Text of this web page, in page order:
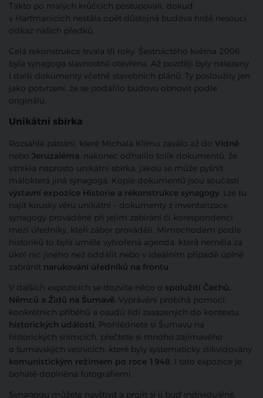
Takto po malých krůčcích postupovali, dokud
v Hartmanicích nestála opět důstojná budova hrdě nesoucí
odkaz našich předků.
Celá rekonstrukce trvala tři roky. Šestnáctého května 2006
byla synagoga slavnostně otevřena. Až později byly nalezeny
i další dokumenty včetně stavebních plánů. Ty posloužily jen
jako potvrzení, že se podařilo budovu obnovit podle
originálu.
Unikátní sbírka
Rozsáhlé pátrání, které Michala Klímu zaválo až do Vídně
nebo Jeruzaléma, nakonec odhalilo tolik dokumentů, že
vznikla naprosto unikátní sbírka, jakou se může pyšnit
málokterá jiná synagoga. Kopie dokumentů jsou součástí
výstavní expozice Historie a rekonstrukce synagogy. Lze tu
najít kousky věru unikátní – dokumenty z inventarizace
synagogy prováděné při jejím zabírání či korespondenci
mezi úředníky, kteří zábor prováděli. Mimochodem podle
historiků to byla uměle vytvořená agenda, která neměla za
úkol nic jiného než oddálit nebo v ideálním případě úplně
zabránit narukování úředníků na frontu.
V dalších expozicích se dozvíte něco o spolužití Čechů,
Němců a Židů na Šumavě. Vyprávění probíhá pomocí
konkrétních příběhů a osudů lidí zasazených do kontextu
historických událostí. Prohlédnete si Šumavu na
historických snímcích, přečtete si mnoho zajímavého
o šumavských vesnicích, které byly systematicky zlikvidovány
komunistickým režimem po roce 1948. I tato expozice je
bohatě doplněna fotografiemi.
Synagogu můžete navštívit a projít si ji buď individuálně,